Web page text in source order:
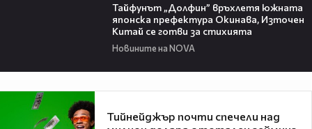
Тайфунът „Долфин” връхлетя южната
японска префектура Окинава, Източен
Китай се готви за стихията
Новините на NOVA
Тийнейджър почти спечели над